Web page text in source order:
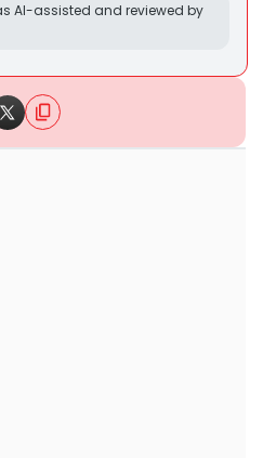
AI-assisted and reviewed by